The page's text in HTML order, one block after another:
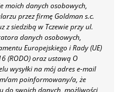
moich danych osobowych,
przez firmę Goldman s.c.
z siedzibą w Tczewie przy ul.
danych osobowych,
Europejskiego i Rady (UE)
(RODO) oraz ustawą O
wysyłki na mój adres e-mail
am poinformowany/a, że
do swoich danych, możliwości